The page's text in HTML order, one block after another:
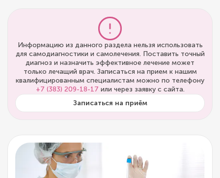
Информацию из данного раздела нельзя использовать
для самодиагностики и самолечения. Поставить точный
диагноз и назначить эффективное лечение может
только лечащий врач. Записаться на прием к нашим
квалифицированным специалистам можно по телефону
+7 (383) 209-18-17 или через заявку с сайта.
Записаться на приём